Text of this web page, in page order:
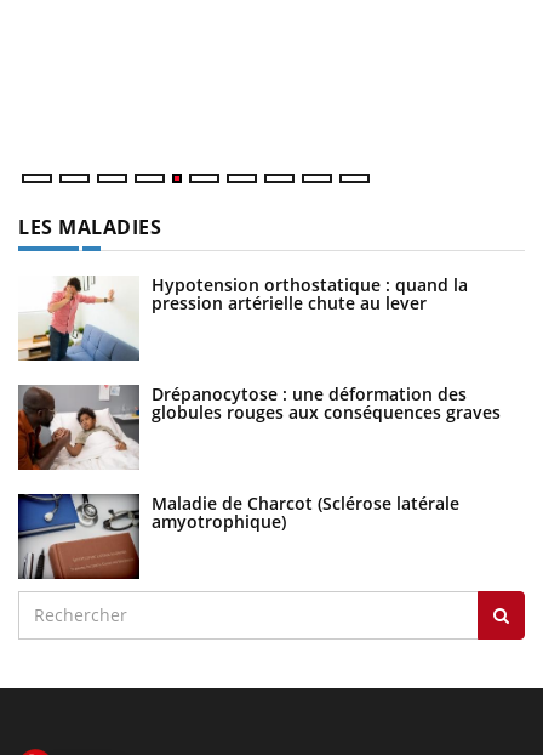
LES MALADIES
Hypotension orthostatique : quand la
pression artérielle chute au lever
Drépanocytose : une déformation des
globules rouges aux conséquences graves
Maladie de Charcot (Sclérose latérale
amyotrophique)